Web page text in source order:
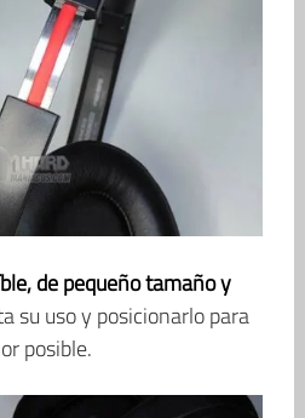
de pequeño tamaño y
su uso y posicionarlo para
posible.